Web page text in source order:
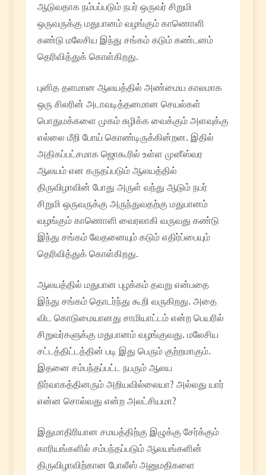
ஆடுவதாக நம்பப்படும் நபர் ஒருவர் சிறுமி
ஒருவருக்கு மதுபானம் வழங்கும் காணொளி
கண்டு மலேசிய இந்து சங்கம் கடும் கண்டனம்
தெரிவித்துக் கொள்கிறது.
புனித தளமான ஆலயத்தில் அண்மைய காலமாக
ஒரு சிலரின் அடாவடித்தனமான செயல்கள்
பொதுமக்களை முகம் சுழிக்க வைக்கும் அளவுக்கு
எல்லை மீறி போய் கொண்டிருக்கின்றன. இதில்
அதிகப்பட்சமாக ஜொகூரில் உள்ள முனீஸ்வர
ஆலயம் என கருதப்படும் ஆலயத்தில்
திருவிழாவின் போது அருள் வந்து ஆடும் நபர்
சிறுமி ஒருவருக்கு அருந்துவதற்கு மதுபானம்
வழங்கும் காணொளி வைரலாகி வருவது கண்டு
இந்து சங்கம் வேதனையும் கடும் எதிர்ப்பையும்
தெரிவித்துக் கொள்கிறது.
ஆலயத்தில் மதுபான புழக்கம் தவறு என்பதை
இந்து சங்கம் தொடர்ந்து கூறி வருகிறது. அதை
விட கொடுமையானது சாமியாட்டம் என்ற பெயரில்
சிறுவர்களுக்கு மதுபானம் வழங்குவது. மலேசிய
சட்டத்திட்டத்தின் படி இது பெரும் குற்றமாகும்.
இதனை சம்பந்தப்பட்ட நபரும் ஆலய
நிர்வாகத்தினரும் அறியவில்லையா? அல்லது யார்
என்ன சொல்வது என்ற அலட்சியமா?
இதுமாதிரியான சமயத்திற்கு இழுக்கு சேர்க்கும்
காரியங்களில் சம்பந்தப்படும் ஆலயங்களின்
திருவிழாவிற்கான போலீஸ் அனுமதிகளை